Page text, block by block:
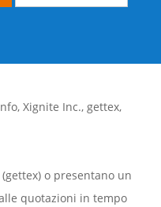
, Xignite Inc., gettex,
o presentano un
quotazioni in tempo